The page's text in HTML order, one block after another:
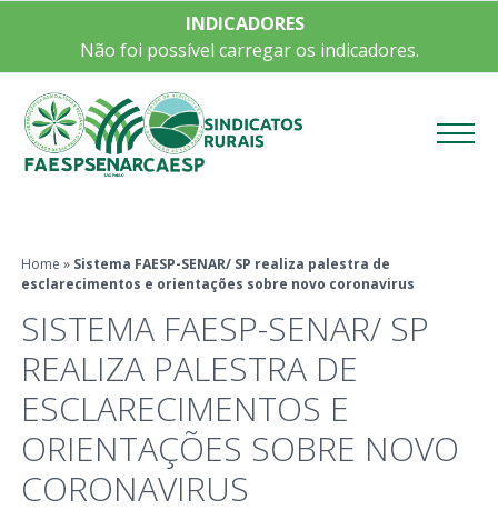
INDICADORES
Não foi possível carregar os indicadores.
Home » Sistema FAESP-SENAR/ SP realiza palestra de
esclarecimentos e orientações sobre novo coronavirus
SISTEMA FAESP-SENAR/ SP
REALIZA PALESTRA DE
ESCLARECIMENTOS E
ORIENTAÇÕES SOBRE NOVO
CORONAVIRUS